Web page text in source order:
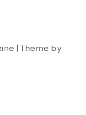
| Theme by